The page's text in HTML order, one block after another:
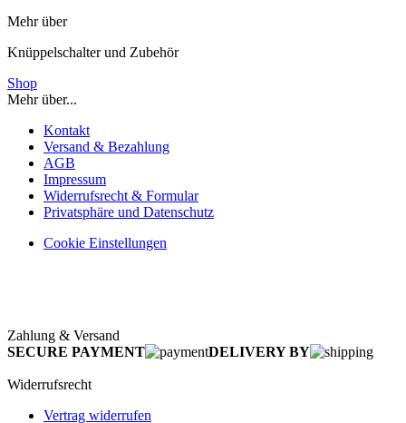
Mehr über
Knüppelschalter und Zubehör
Shop
Mehr über...
Kontakt
Versand & Bezahlung
AGB
Impressum
Widerrufsrecht & Formular
Privatsphäre und Datenschutz
Cookie Einstellungen
Zahlung & Versand
SECURE PAYMENT
DELIVERY BY
Widerrufsrecht
Vertrag widerrufen